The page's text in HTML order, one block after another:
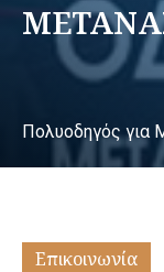
Πολυοδηγός για
Επικοινωνία